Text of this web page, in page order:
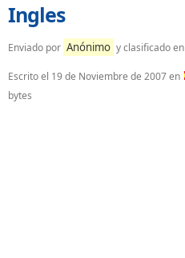
Ingles
Enviado por Anónimo y clasificado en
Escrito el 19 de Noviembre de 2007en
bytes